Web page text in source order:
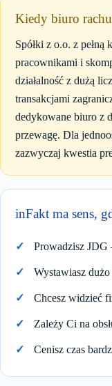
Kiedy biuro
Spółki z o.o. z
pracownikami i
działalność z dużą
transakcjami
dedykowane biuro z
przewagę. Dla
zazwyczaj kwestia
inFakt ma sens,
Prowadzisz
Wystawiasz
Chcesz widzieć
Zależy Ci na
Cenisz czas